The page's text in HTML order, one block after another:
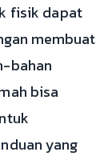
fisik dapat
membuat
bahan
bisa
yang